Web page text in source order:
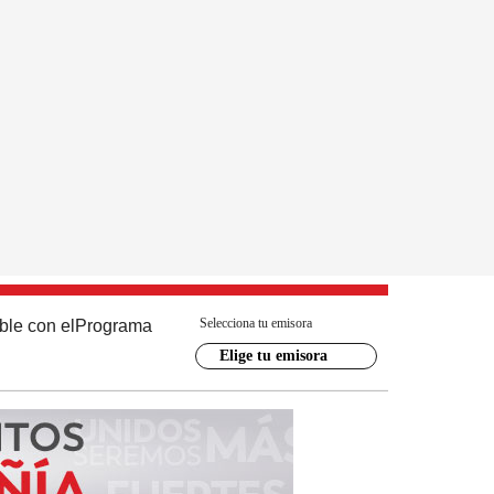
con el Programa Selecciona tu emisora
Elige tu emisora